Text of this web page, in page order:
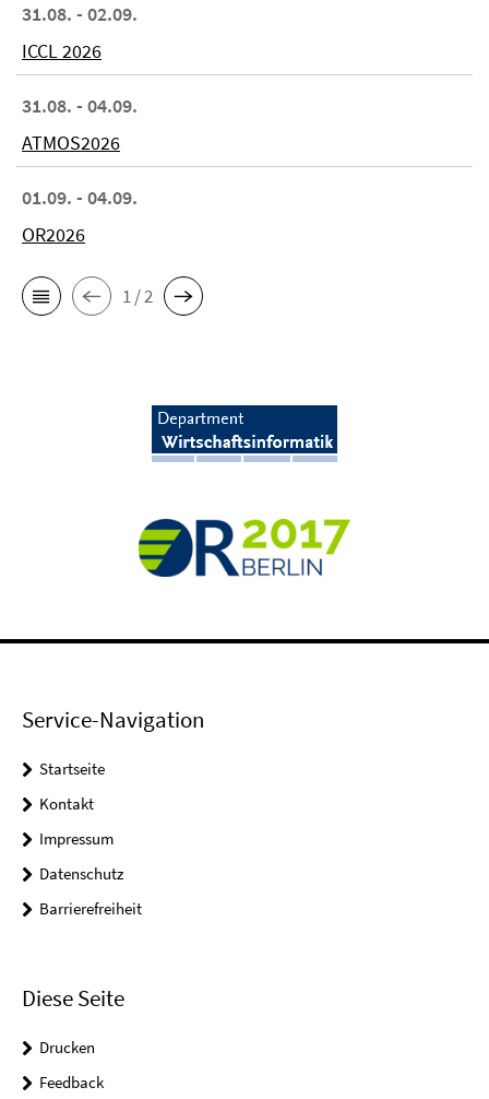
31.08. - 02.09.
ICCL 2026
31.08. - 04.09.
ATMOS2026
01.09. - 04.09.
OR2026
1 / 2
Service-Navigation
Startseite
Kontakt
Impressum
Datenschutz
Barrierefreiheit
Diese Seite
Drucken
Feedback